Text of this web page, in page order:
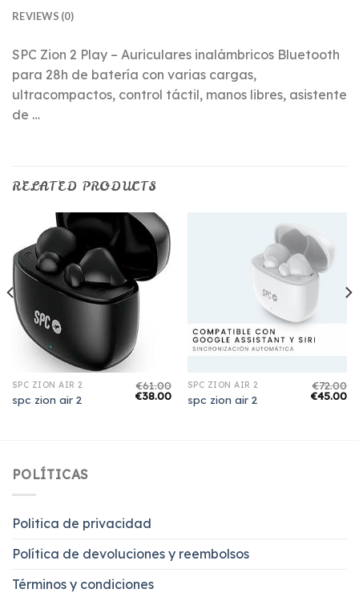
REVIEWS (0)
SPC Zion 2 Play – Auriculares inalámbricos Bluetooth
para 28h de batería con varias cargas,
ultracompactos, control táctil, manos libres, asistente
de …
RELATED PRODUCTS
SPC ZION AIR 2
spc zion air 2
€61.00
€38.00
SPC ZION AIR 2
spc zion air 2
€72.00
€45.00
POLÍTICAS
Politica de privacidad
Política de devoluciones y reembolsos
Términos y condiciones